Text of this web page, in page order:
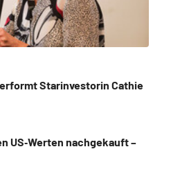
Starinvestorin Cathie
US‑Werten nachgekauft –